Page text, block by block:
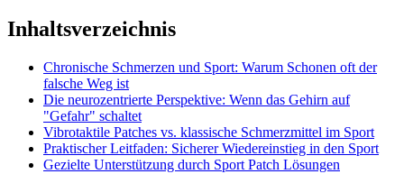
Inhaltsverzeichnis
Chronische Schmerzen und Sport: Warum Schonen oft der
falsche Weg ist
Die neurozentrierte Perspektive: Wenn das Gehirn auf
"Gefahr" schaltet
Vibrotaktile Patches vs. klassische Schmerzmittel im Sport
Praktischer Leitfaden: Sicherer Wiedereinstieg in den Sport
Gezielte Unterstützung durch Sport Patch Lösungen